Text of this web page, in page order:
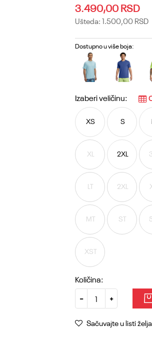
3.490,00RSD
Ušteda: 1.500,00 RSD
Dostupno u više boja:
Izaberi veličinu:
XS S
XL 2XL
LT 2XL
MT ST
XST
Količina:
Sačuvajte u listi želja